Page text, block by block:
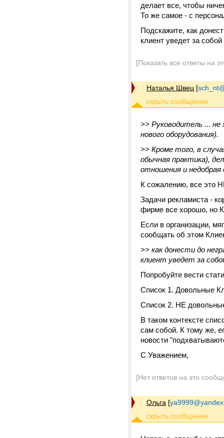
делает все, чтобы
То же самое - с
Подскажите, как
клиент уведет за собой
[Показать все ответы на
Наталья Швец [
>> Руководитель ... не
нового оборудования).
>> Кроме того, в
обычная практика),
отношения и недобрая
К сожалению, все это
Задачи рекламиста -
фирме все хорошо, но
Если в организации,
сообщать об этом
>> как донести до
клиент уведет за
Попробуйте вести
Список 1. Довольные
Список 2. НЕ
В таком контексте
сам собой. К тому же,
новости
С Уважением,
[Нет ответов на это
Ольга [